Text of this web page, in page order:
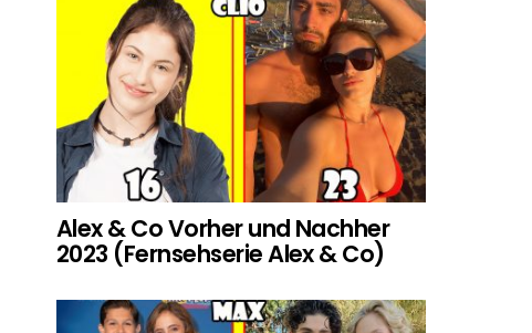
Alex & Co Vorher und Nachher
2023 (Fernsehserie Alex & Co)